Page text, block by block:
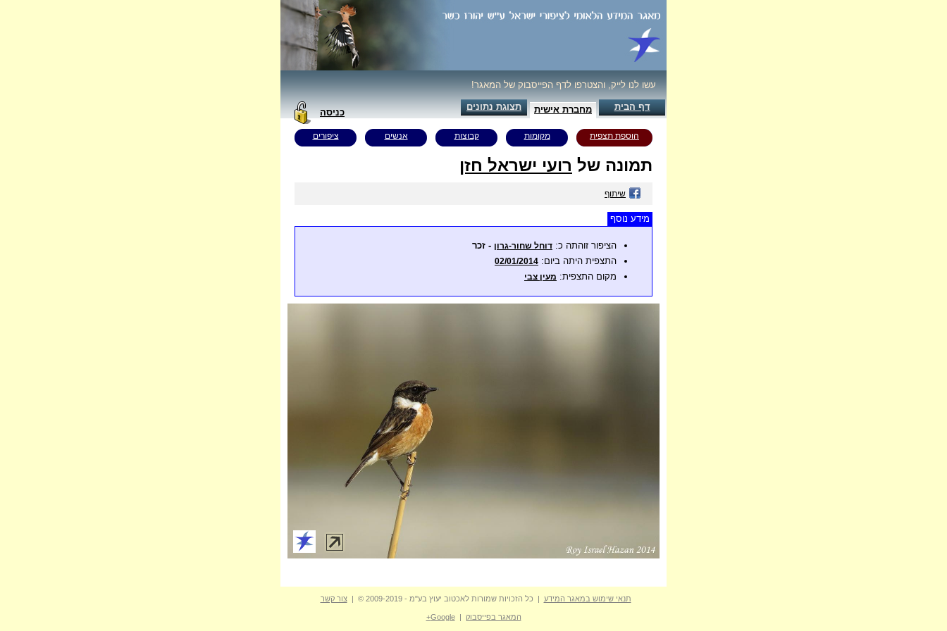
עשו לנו לייק, והצטרפו לדף הפייסבוק של המאגר!
דף הבית מחברת אישית תצוגת נתונים
כניסה
הוספת תצפית מקומות קבוצות אנשים ציפורים
תמונה של רועי ישראל חזן
שיתוף
מידע נוסף
הציפור זוהתה כ: דוחל שחור-גרון - זכר
התצפית היתה ביום: 02/01/2014
מקום התצפית: מעין צבי
תנאי שימוש במאגר המידע | כל הזכויות שמורות לאכטוב יעוץ בע"מ - 2009-2019 © | צור קשר
המאגר בפייסבוק |
Google+